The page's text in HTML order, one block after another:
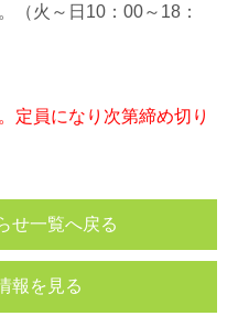
（火～日10：00～18：
定員になり次第締め切り
せ一覧へ戻る
報を見る